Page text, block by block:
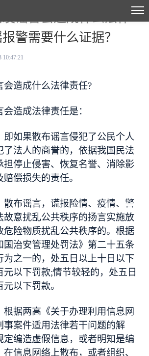
谣言会造成什么法律
警需要什么证据？
10:47:21
会造成什么法律责任?
会造成法律责任是：
即如果散布谣言侵犯了公民个人
了法人的商誉的，依据我国民法
担停止侵害、恢复名誉、消除影
偿损失的责任。
散布谣言，谎报险情、疫情、警
故意扰乱公共秩序的扬言实施放
危险物质扰乱公共秩序的。根据
国治安管理处罚法》第二十五条
为之一的，处五日以上十日以下
元以下罚款;情节较轻的，处五日
以下罚款。
根据两高《关于办理利用信息网
事案件适用法律若干问题的解
定编造虚假信息，或者明知是编
信息网络上散布，或者组织、